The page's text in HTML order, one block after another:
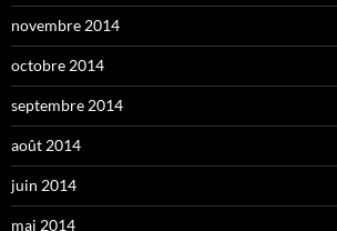
novembre 2014
octobre 2014
septembre 2014
août 2014
juin 2014
mai 2014